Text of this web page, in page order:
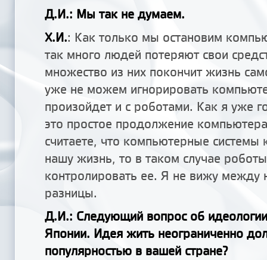
Д.И.: Мы так не думаем.
Х.И.: Как только мы остановим
так много людей потеряют свои
множество из них покончит жизнь
уже не можем игнорировать
произойдет и с роботами. Как я уже
это простое продолжение
считаете, что компьютерные системы
нашу жизнь, то в таком случае
контролировать ее. Я не вижу между
разницы.
Д.И.: Следующий вопрос об
Японии. Идея жить неограниченно
популярностью в вашей стране?